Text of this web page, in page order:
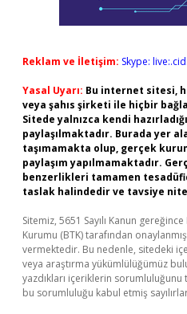
Reklam ve İletişim: Skype:
Yasal Uyarı: Bu internet sitesi,
veya şahıs şirketi ile hiçbir
Sitede yalnızca kendi
paylaşılmaktadır. Burada yer
taşımamakta olup, gerçek
paylaşım yapılmamaktadır.
benzerlikleri tamamen
taslak halindedir ve tavsiye
Sitemiz, 5651 Sayılı Kanun
Kurumu (BTK) tarafından
vermektedir. Bu nedenle, sitedeki
veya araştırma yükümlülüğümüz
yazdıkları içeriklerin
bu sorumluluğu kabul etmiş